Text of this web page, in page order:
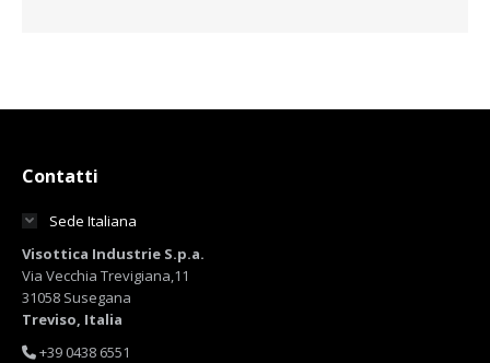
Contatti
Sede Italiana
Visottica Industrie S.p.a.
Via Vecchia Trevigiana,11
31058 Susegana
Treviso, Italia
+39 0438 6551